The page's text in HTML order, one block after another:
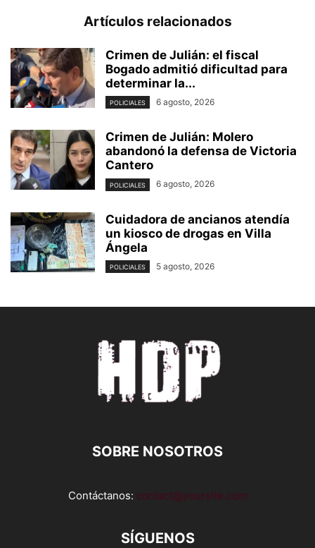
Artículos relacionados
Crimen de Julián: el fiscal
Bogado admitió dificultad para
determinar la...
POLICIALES 6 agosto, 2026
Crimen de Julián: Molero
abandonó la defensa de Victoria
Cantero
POLICIALES 6 agosto, 2026
Cuidadora de ancianos atendía
un kiosco de drogas en Villa
Ángela
POLICIALES 5 agosto, 2026
SOBRE NOSOTROS
Contáctanos: contact@yoursite.com
SÍGUENOS